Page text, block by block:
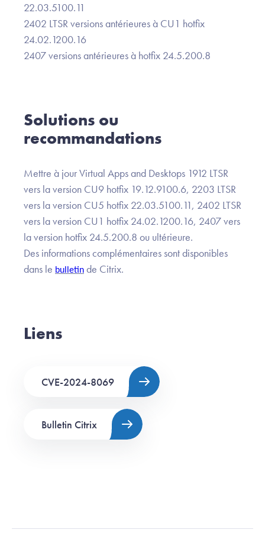
22.03.5100.11
2402 LTSR versions antérieures à CU1 hotfix
24.02.1200.16
2407 versions antérieures à hotfix 24.5.200.8
Solutions ou
recommandations
Mettre à jour Virtual Apps and Desktops 1912 LTSR
vers la version CU9 hotfix 19.12.9100.6, 2203 LTSR
vers la version CU5 hotfix 22.03.5100.11, 2402 LTSR
vers la version CU1 hotfix 24.02.1200.16, 2407 vers
la version hotfix 24.5.200.8 ou ultérieure.
Des informations complémentaires sont disponibles
dans le bulletin de Citrix.
Liens
CVE-2024-8069
Bulletin Citrix